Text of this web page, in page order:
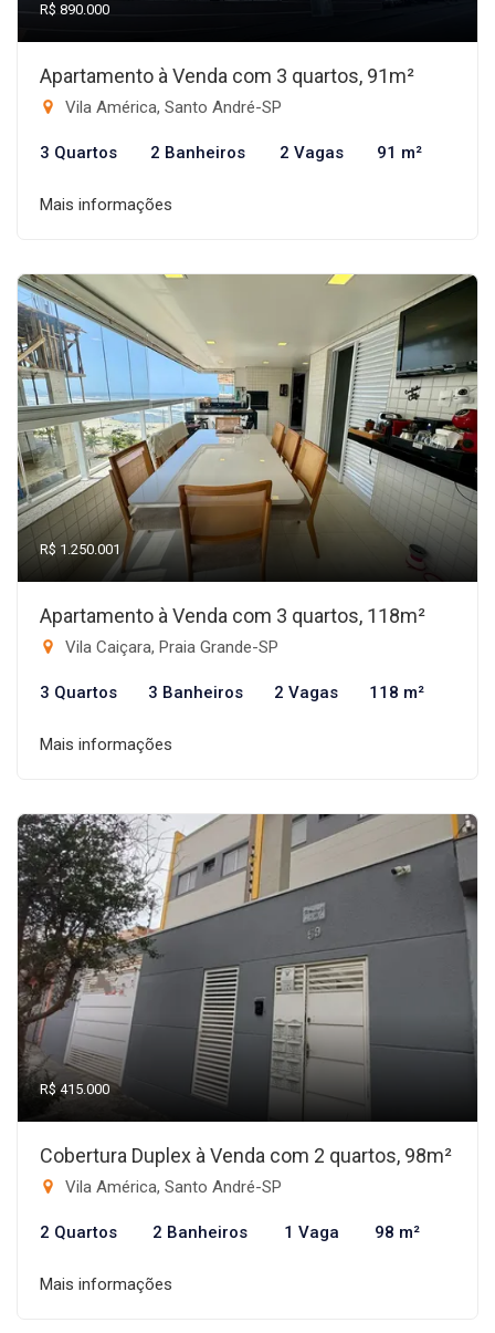
R$ 890.000
Apartamento à Venda com 3 quartos, 91m²
Vila América, Santo André-SP
3 Quartos 2 Banheiros 2 Vagas 91 m²
Mais informações
R$ 1.250.001
Apartamento à Venda com 3 quartos, 118m²
Vila Caiçara, Praia Grande-SP
3 Quartos 3 Banheiros 2 Vagas 118 m²
Mais informações
R$ 415.000
Cobertura Duplex à Venda com 2 quartos, 98m²
Vila América, Santo André-SP
2 Quartos 2 Banheiros 1 Vaga 98 m²
Mais informações